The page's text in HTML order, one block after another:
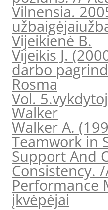
Vilnensia.
užbaigėjai
Vijeikienė B.
Vijeikis J.
darbo
Rosma
Vol. 5.
Walker
Walker A.
Teamwork in
Support And
Consistency.
Performance
įkvėpėjai